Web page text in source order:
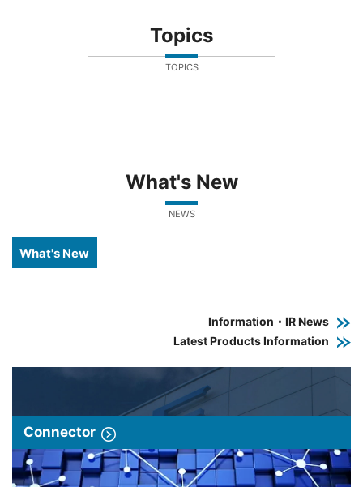
Topics
TOPICS
What's New
NEWS
What's New
Information・IR News
Latest Products Information
Connector